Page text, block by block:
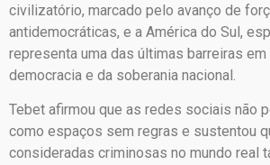
civilizatório, marcado pelo avanço de
antidemocráticas, e a América do Sul,
representa uma das últimas barreiras
democracia e da soberania nacional.
Tebet afirmou que as redes sociais não
como espaços sem regras e sustentou
consideradas criminosas no mundo real